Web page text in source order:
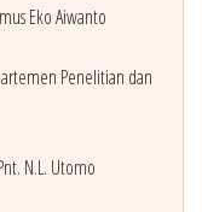
Eko Aiwanto
Penelitian dan
N.L. Utomo